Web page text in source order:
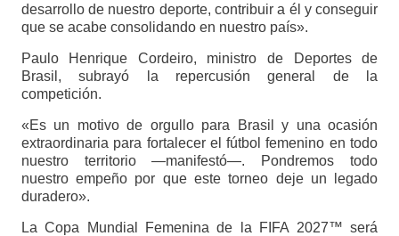
desarrollo de nuestro deporte, contribuir a él y conseguir
que se acabe consolidando en nuestro país».
Paulo Henrique Cordeiro, ministro de Deportes de
Brasil, subrayó la repercusión general de la
competición.
«Es un motivo de orgullo para Brasil y una ocasión
extraordinaria para fortalecer el fútbol femenino en todo
nuestro territorio —manifestó—. Pondremos todo
nuestro empeño por que este torneo deje un legado
duradero».
La Copa Mundial Femenina de la FIFA 2027™ será